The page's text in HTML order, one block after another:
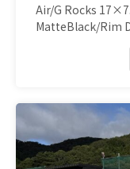
Air/G Rocks
MatteBlack/Rim